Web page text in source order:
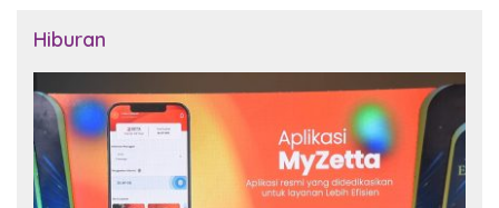
Hiburan